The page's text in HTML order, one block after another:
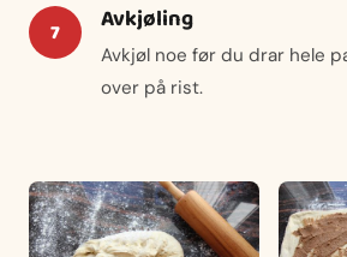
Avkjøling
Avkjøl noe før du drar hele
over på rist.